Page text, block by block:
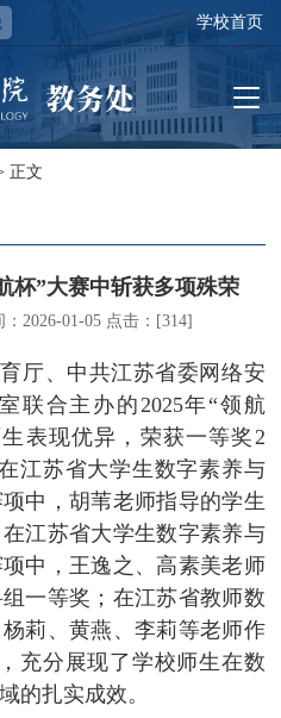
学校首页
正文
杯”大赛中斩获多项殊荣
2026-01-05 点击：[314]
厅、中共江苏省委网络安
联合主办的2025年“领航
表现优异，荣获一等奖2
江苏省大学生数字素养与
中，胡苇老师指导的学生
江苏省大学生数字素养与
中，王逸之、高素美老师
一等奖；在江苏省教师数
莉、黄燕、李莉等老师作
充分展现了学校师生在数
的扎实成效。